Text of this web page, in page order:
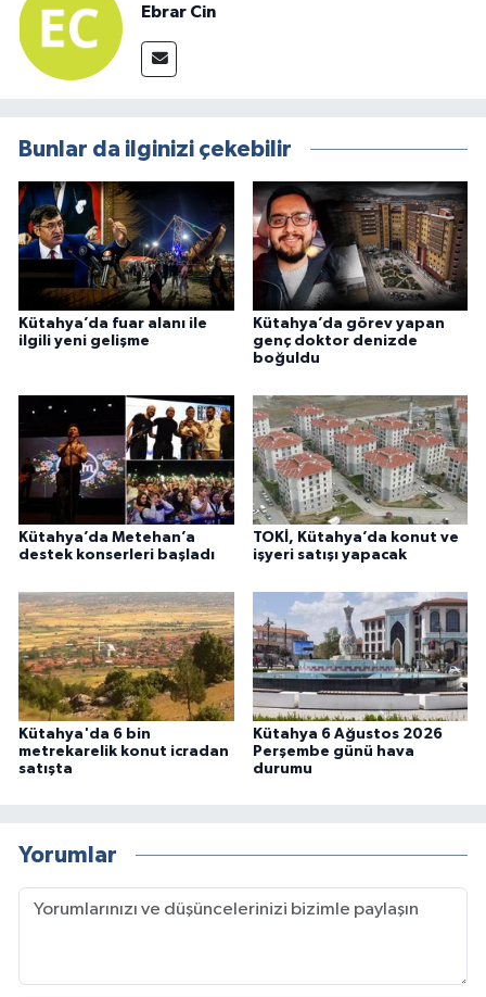
Ebrar Cin
Bunlar da ilginizi çekebilir
Kütahya’da fuar alanı ile
ilgili yeni gelişme
Kütahya’da görev yapan
genç doktor denizde
boğuldu
Kütahya’da Metehan’a
destek konserleri başladı
TOKİ, Kütahya’da konut ve
işyeri satışı yapacak
Kütahya'da 6 bin
metrekarelik konut icradan
satışta
Kütahya 6 Ağustos 2026
Perşembe günü hava
durumu
Yorumlar